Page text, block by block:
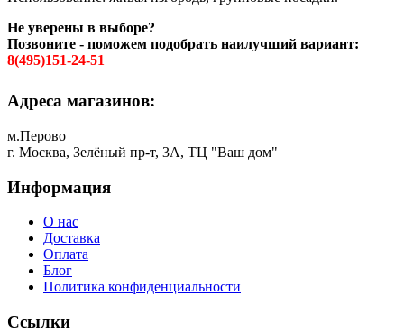
Не уверены в выборе?
Позвоните - поможем подобрать наилучший вариант:
8(495)151-24-51
Адреса магазинов:
м.Перово
г. Москва, Зелёный пр-т, 3А, ТЦ "Ваш дом"
Информация
О нас
Доставка
Оплата
Блог
Политика конфиденциальности
Ссылки